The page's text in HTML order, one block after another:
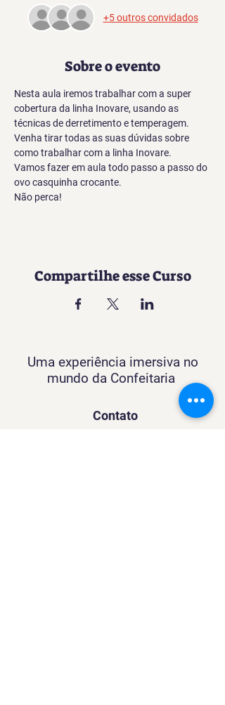
+5 outros convidados
Sobre o evento
Nesta aula iremos trabalhar com a super
cobertura da linha Inovare, usando as
técnicas de derretimento e temperagem.
Venha tirar todas as suas dúvidas sobre
como trabalhar com a linha Inovare.
Vamos fazer em aula todo passo a passo do
ovo casquinha crocante.
Não perca!
Compartilhe esse Curso
Uma experiência imersiva no
mundo da Confeitaria
Contato